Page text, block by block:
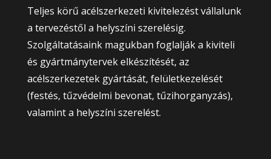
Teljes körű acélszerkezeti kivitelezést vállalunk
a tervezéstől a helyszíni szerelésig.
Szolgáltatásaink magukban foglalják a kiviteli
és gyártmánytervek elkészítését, az
acélszerkezetek gyártását, felületkezelését
(festés, tűzvédelmi bevonat, tűzihorganyzás),
valamint a helyszíni szerelést.